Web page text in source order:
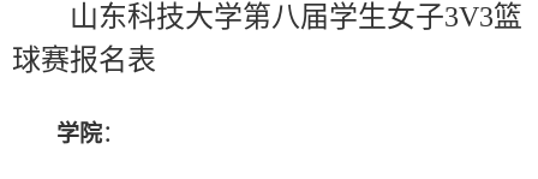
山东科技大学第八届学生女子3V3篮
球赛报名表
学院：